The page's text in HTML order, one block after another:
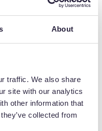
About
traffic. We also share
site with our analytics
other information that
collected from